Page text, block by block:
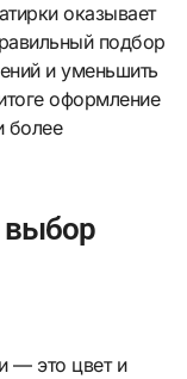
оказывает
подбор
и уменьшить
оформление
более
— это цвет и